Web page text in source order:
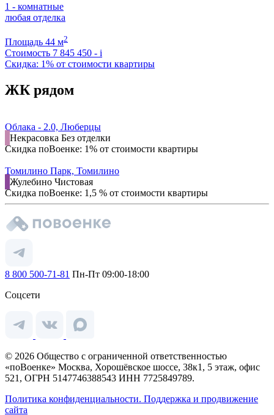
1 - комнатные
любая отделка
Площадь 44 м2
Стоимость 7 845 450 - i
Скидка: 1% от стоимости квартиры
ЖК рядом
Облака - 2.0, Люберцы
Некрасовка Без отделки
Скидка поВоенке: 1% от стоимости квартиры
Томилино Парк, Томилино
Жулебино Чистовая
Скидка поВоенке: 1,5 % от стоимости квартиры
8 800 500-71-81 Пн-Пт 09:00-18:00
Соцсети
© 2026 Общество с ограниченной ответственностью
«поВоенке» Москва, Хорошёвское шоссе, 38к1, 5 этаж, офис
521, ОГРН 5147746388543 ИНН 7725849789.
Политика конфиденциальности. Поддержка и продвижение
сайта